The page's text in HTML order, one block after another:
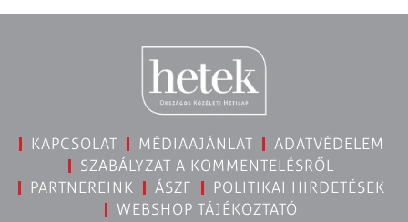
KAPCSOLAT MÉDIAAJÁNLAT
ADATVÉDELEM
SZABÁLYZAT A KOMMENTELÉSRŐL
PARTNEREINK
ÁSZF
POLITIKAI HIRDETÉSEK
WEBSHOP TÁJÉKOZTATÓ